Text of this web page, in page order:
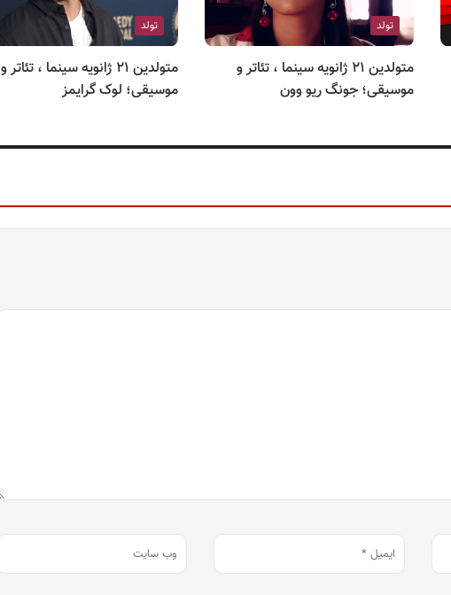
تولد
متولدین ۲۱ ژانویه سینما ، تئاتر و
موسیقی؛ جونگ ریو وون
تولد
متولدین ۲۱ ژانویه سینما ، تئاتر و
موسیقی؛ لوک گرایمز